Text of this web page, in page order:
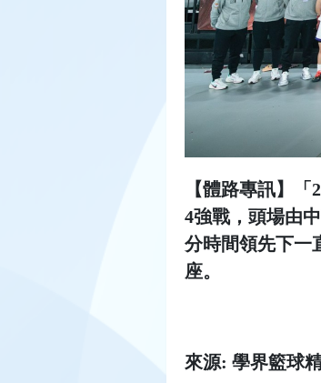
【體路專訊】
4強戰，頭場由
分時間領先下一
座。
來源: 學界籃球